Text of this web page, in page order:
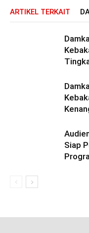
ARTIKEL TERKAIT
Siap